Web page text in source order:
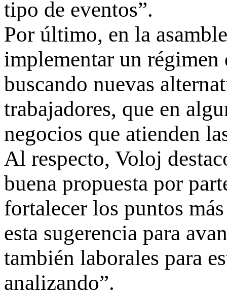
tipo de eventos”.
Por último, en la
implementar un régimen
buscando nuevas
trabajadores, que en
negocios que atienden
Al respecto, Voloj
buena propuesta por
fortalecer los puntos
esta sugerencia para
también laborales para
analizando”.